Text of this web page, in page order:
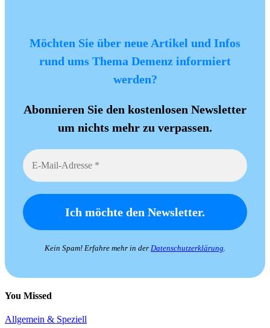
Möchten Sie über neue Artikel und Infos
rund ums Thema Demenz informiert
werden?
Abonnieren Sie den kostenlosen Newsletter
um nichts mehr zu verpassen.
Kein Spam! Erfahre mehr in der Datenschutzerklärung
You Missed
Allgemein & Speziell